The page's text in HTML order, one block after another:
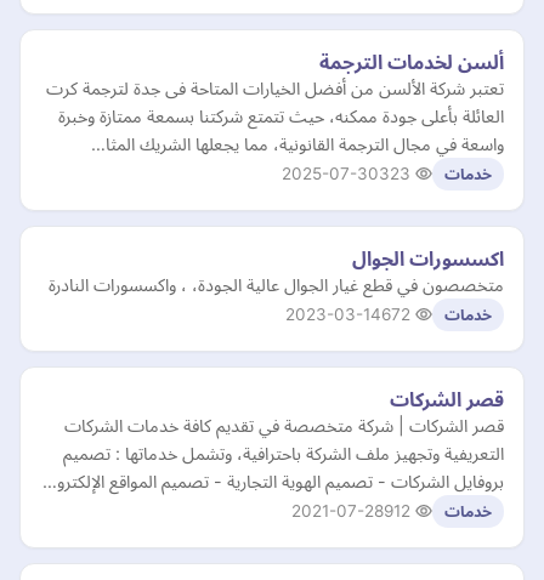
ألسن لخدمات الترجمة
تعتبر شركة الألسن من أفضل الخيارات المتاحة فى جدة لترجمة كرت
العائلة بأعلى جودة ممكنه، حيث تتمتع شركتنا بسمعة ممتازة وخبرة
واسعة في مجال الترجمة القانونية، مما يجعلها الشريك المثا…
خدمات 2025-07-30
اكسسورات الجوال
متخصصون في قطع غيار الجوال عالية الجودة، ، واكسسورات النادرة
خدمات 2023-03-14
قصر الشركات
قصر الشركات | شركة متخصصة في تقديم كافة خدمات الشركات
التعريفية وتجهيز ملف الشركة باحترافية، وتشمل خدماتها : تصميم
بروفايل الشركات - تصميم الهوية التجارية - تصميم المواقع الإلكترو…
خدمات 2021-07-28